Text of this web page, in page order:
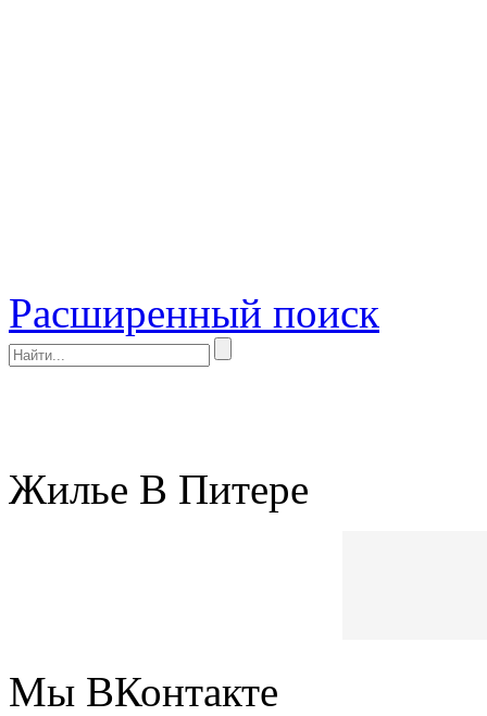
Расширенный поиск
Жилье В Питере
Мы ВКонтакте